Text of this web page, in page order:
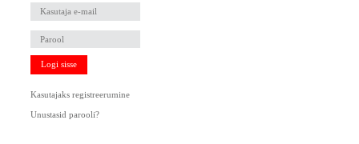
Logi sisse
Kasutajaks registreerumine
Unustasid parooli?